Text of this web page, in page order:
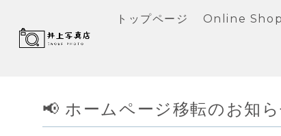
トップページ Online Shop
📢 ホームページ移転のお知